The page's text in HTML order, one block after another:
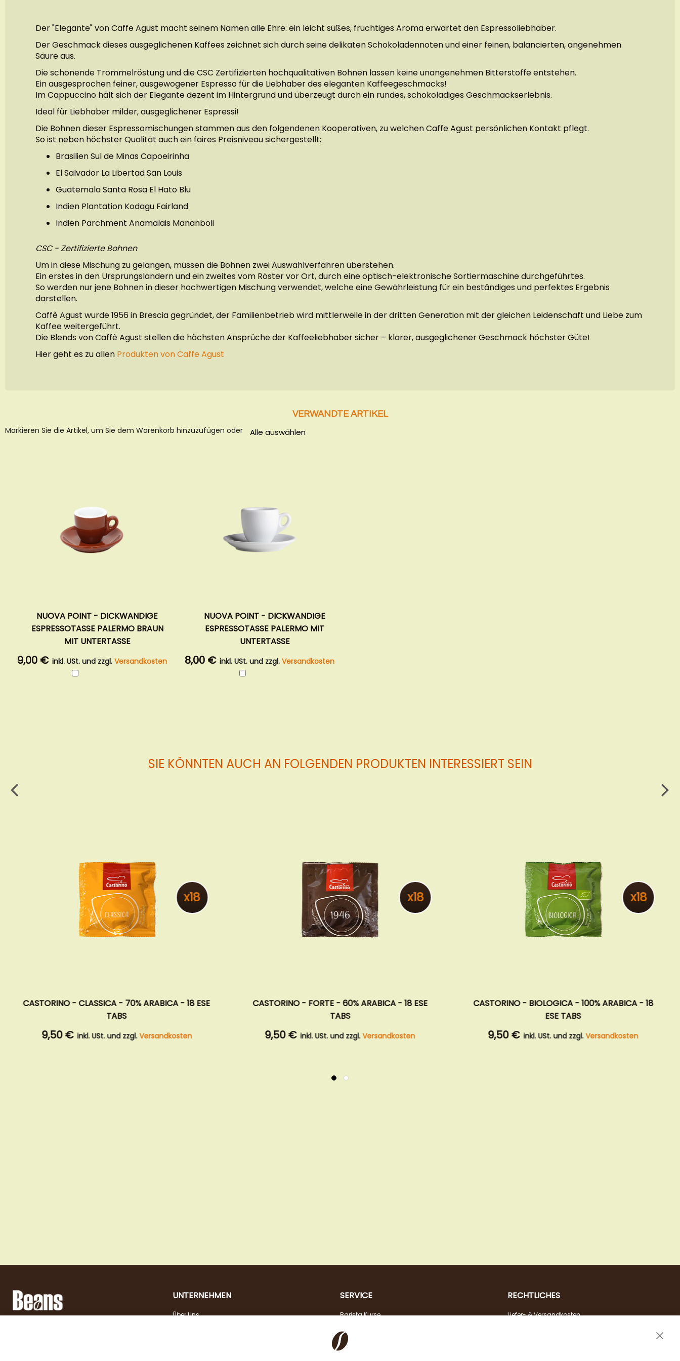
Der "Elegante" von Caffe Agust macht seinem Namen alle Ehre: ein leicht süßes, fruchtiges Aroma erwartet den Espressoliebhaber.
Der Geschmack dieses ausgeglichenen Kaffees zeichnet sich durch seine delikaten Schokoladennoten und einer feinen, balancierten, angenehmen
Säure aus.
Die schonende Trommelröstung und die CSC Zertifizierten hochqualitativen Bohnen lassen keine unangenehmen Bitterstoffe entstehen.
Ein ausgesprochen feiner, ausgewogener Espresso für die Liebhaber des eleganten Kaffeegeschmacks!
Im Cappuccino hält sich der Elegante dezent im Hintergrund und überzeugt durch ein rundes, schokoladiges Geschmackserlebnis.
Ideal für Liebhaber milder, ausgeglichener Espressi!
Die Bohnen dieser Espressomischungen stammen aus den folgendenen Kooperativen, zu welchen Caffe Agust persönlichen Kontakt pflegt.
So ist neben höchster Qualität auch ein faires Preisniveau sichergestellt:
Brasilien Sul de Minas Capoeirinha
El Salvador La Libertad San Louis
Guatemala Santa Rosa El Hato Blu
Indien Plantation Kodagu Fairland
Indien Parchment Anamalais Mananboli
CSC - Zertifizierte Bohnen
Um in diese Mischung zu gelangen, müssen die Bohnen zwei Auswahlverfahren überstehen.
Ein erstes in den Ursprungsländern und ein zweites vom Röster vor Ort, durch eine optisch-elektronische Sortiermaschine durchgeführtes.
So werden nur jene Bohnen in dieser hochwertigen Mischung verwendet, welche eine Gewährleistung für ein beständiges und perfektes Ergebnis
darstellen.
Caffè Agust wurde 1956 in Brescia gegründet, der Familienbetrieb wird mittlerweile in der dritten Generation mit der gleichen Leidenschaft und Liebe zum
Kaffee weitergeführt.
Die Blends von Caffè Agust stellen die höchsten Ansprüche der Kaffeeliebhaber sicher – klarer, ausgeglichener Geschmack höchster Güte!
Hier geht es zu allen Produkten von Caffe Agust
VERWANDTE ARTIKEL
Markieren Sie die Artikel, um Sie dem Warenkorb hinzuzufügen oder Alle auswählen
NUOVA POINT - DICKWANDIGE
ESPRESSOTASSE PALERMO BRAUN
MIT UNTERTASSE
9,00 € inkl. USt. und zzgl.Versandkosten
NUOVA POINT - DICKWANDIGE
ESPRESSOTASSE PALERMO MIT
UNTERTASSE
8,00 € inkl. USt. und zzgl.Versandkosten
SIE KÖNNTEN AUCH AN FOLGENDEN PRODUKTEN INTERESSIERT SEIN
x18
CASTORINO - FORTE - 60% ARABICA - 18 ESE
TABS
9,50 € inkl. USt. und zzgl.Versandkosten
x18
CASTORINO - BIOLOGICA - 100% ARABICA - 18
ESE TABS
9,50 € inkl. USt. und zzgl.Versandkosten
x150
CAFFE AGUST - ELEGANTE - 85% ARABICA - 150
ESE TABS
61,90 € inkl. USt. und zzgl.Versandkosten
UNTERNEHMEN
Über Uns
SERVICE
Barista Kurse
Verkostung
RECHTLICHES
Liefer- & Versandkosten